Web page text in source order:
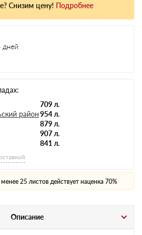
дней
709 л.
район954 л.
879 л.
907 л.
841 л.
25 листов действует наценка 70%
Снизим цену! Подробнее
Описание